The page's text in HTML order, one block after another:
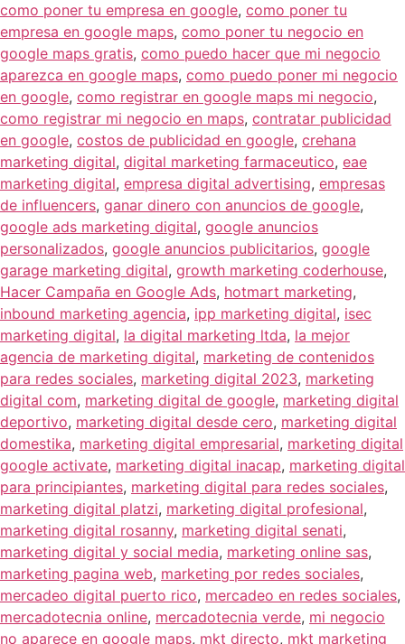
como poner tu empresa en google, como poner tu
empresa en google maps, como poner tu negocio en
google maps gratis, como puedo hacer que mi negocio
aparezca en google maps, como puedo poner mi negocio
en google, como registrar en google maps mi negocio,
como registrar mi negocio en maps, contratar publicidad
en google, costos de publicidad en google, crehana
marketing digital, digital marketing farmaceutico, eae
marketing digital, empresa digital advertising, empresas
de influencers, ganar dinero con anuncios de google,
google ads marketing digital, google anuncios
personalizados, google anuncios publicitarios, google
garage marketing digital, growth marketing coderhouse,
Hacer Campaña en Google Ads, hotmart marketing,
inbound marketing agencia, ipp marketing digital, isec
marketing digital, la digital marketing ltda, la mejor
agencia de marketing digital, marketing de contenidos
para redes sociales, marketing digital 2023, marketing
digital com, marketing digital de google, marketing digital
deportivo, marketing digital desde cero, marketing digital
domestika, marketing digital empresarial, marketing digital
google activate, marketing digital inacap, marketing digital
para principiantes, marketing digital para redes sociales,
marketing digital platzi, marketing digital profesional,
marketing digital rosanny, marketing digital senati,
marketing digital y social media, marketing online sas,
marketing pagina web, marketing por redes sociales,
mercadeo digital puerto rico, mercadeo en redes sociales,
mercadotecnia online, mercadotecnia verde, mi negocio
no aparece en google maps, mkt directo, mkt marketing